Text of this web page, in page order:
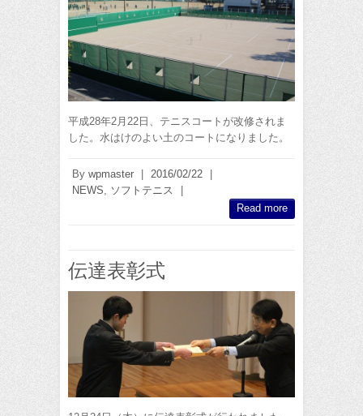
平成28年2月22日、テニスコートが改修されま
した。水はけのよい土のコートになりました。
By wpmaster | 2016/02/22
|
NEWS
ソフトテニス
|
Read more
伝達表彰式